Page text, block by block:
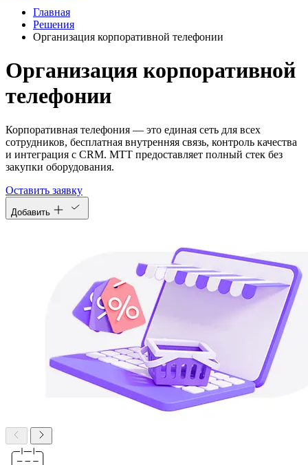
Главная
Решения
Организация корпоративной телефонии
Организация корпоративной
телефонии
Корпоративная телефония — это единая сеть для всех
сотрудников, бесплатная внутренняя связь, контроль качества
и интеграция с CRM. МТТ предоставляет полный стек без
закупки оборудования.
Оставить заявку
Добавить